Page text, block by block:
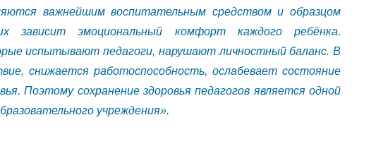
важнейшим воспитательным средством и образцом
эмоциональный комфорт каждого ребёнка.
испытывают педагоги, нарушают личностный баланс. В
снижается работоспособность, ослабевает состояние
Поэтому сохранение здоровья педагогов является одной
учреждения».